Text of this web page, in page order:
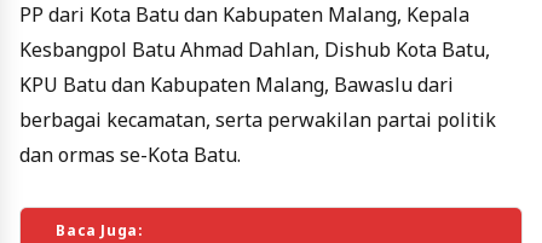
PP dari Kota Batu dan Kabupaten Malang, Kepala
Kesbangpol Batu Ahmad Dahlan, Dishub Kota Batu,
KPU Batu dan Kabupaten Malang, Bawaslu dari
berbagai kecamatan, serta perwakilan partai politik
dan ormas se-Kota Batu.
Baca Juga: